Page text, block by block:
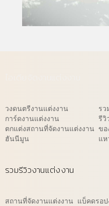
วงดนตรีงานแต่งงาน
การ์ดงานแต่งงาน
ตกแต่งสถานที่จัดงานแต่งงาน
ฮันนีมูน
รว
รีวิ
ขอ
แห
รวมรีวิวงานแต่งงาน
สถานที่จัดงานแต่งงาน
แบ็คดรอ